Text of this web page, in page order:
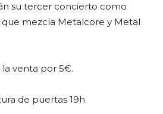
su tercer concierto como
mezcla Metalcore y Metal
la venta por 5€.
de puertas 19h